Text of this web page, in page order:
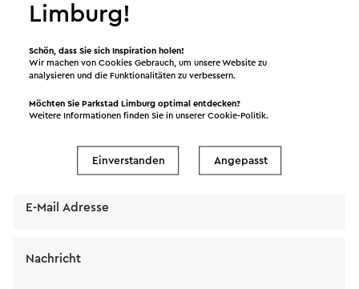
Senden Sie eine E-Mail an Middeleeuws
Klicken auf "Senden" gesendet. Unsere
Datenschutzerklärung erläutert, wie Visit Zuid-
E-Mail Adresse
Nachricht
Limburg!
Schön, dass Sie sich Inspiration holen!
Wir machen von Cookies Gebrauch, um unsere Website zu
analysieren und die Funktionalitäten zu verbessern.
Möchten Sie Parkstad Limburg optimal entdecken?
Weitere Informationen finden Sie in unsererCookie-Politik
Einverstanden Angepasst